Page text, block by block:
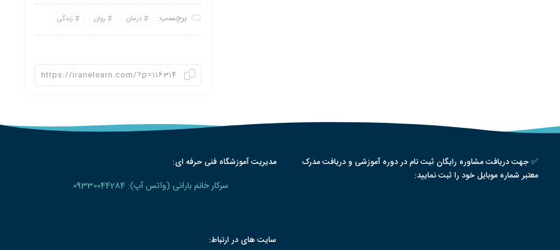
برچسب: درمان روان زندگی
✅ جهت دریافت مشاوره رایگان ثبت نام در دوره آموزشی و دریافت مدرک
معتبر شماره موبایل خود را ثبت نمایید:
مدیریت آموزشگاه فنی حرفه ای:
سرکار خانم بارانی (واتس آپ): 09330044284
سایت های در ارتباط: